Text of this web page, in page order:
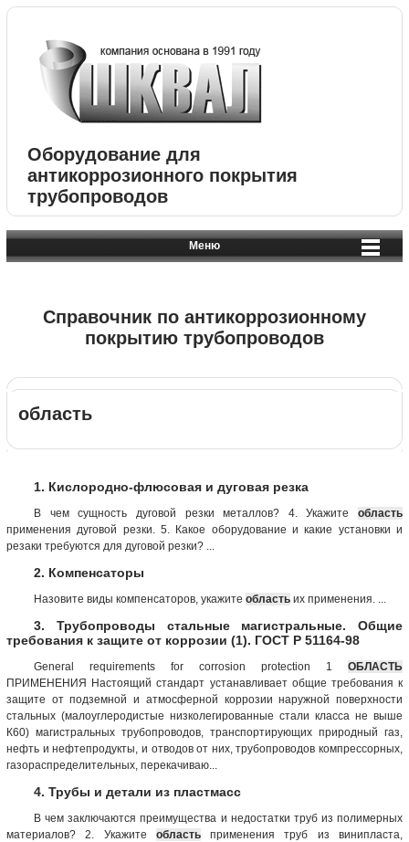
Оборудование для
антикоррозионного покрытия
трубопроводов
Меню
Справочник по антикоррозионному
покрытию трубопроводов
область
1. Кислородно-флюсовая и дуговая резка
В чем сущность дуговой резки металлов? 4. Укажите область
применения дуговой резки. 5. Какое оборудование и какие установки и
резаки требуются для дуговой резки? ...
2. Компенсаторы
Назовите виды компенсаторов, укажите область их применения. ...
3. Трубопроводы стальные магистральные. Общие
требования к защите от коррозии (1). ГОСТ Р 51164-98
General requirements for corrosion protection 1 ОБЛАСТЬ
ПРИМЕНЕНИЯ Настоящий стандарт устанавливает общие требования к
защите от подземной и атмосферной коррозии наружной поверхности
стальных (малоуглеродистые низколегированные стали класса не выше
К60) магистральных трубопроводов, транспортирующих природный газ,
нефть и нефтепродукты, и отводов от них, трубопроводов компрессорных,
газораспределительных, перекачиваю...
4. Трубы и детали из пластмасс
В чем заключаются преимущества и недостатки труб из полимерных
материалов? 2. Укажите областьприменения труб из винипласта,